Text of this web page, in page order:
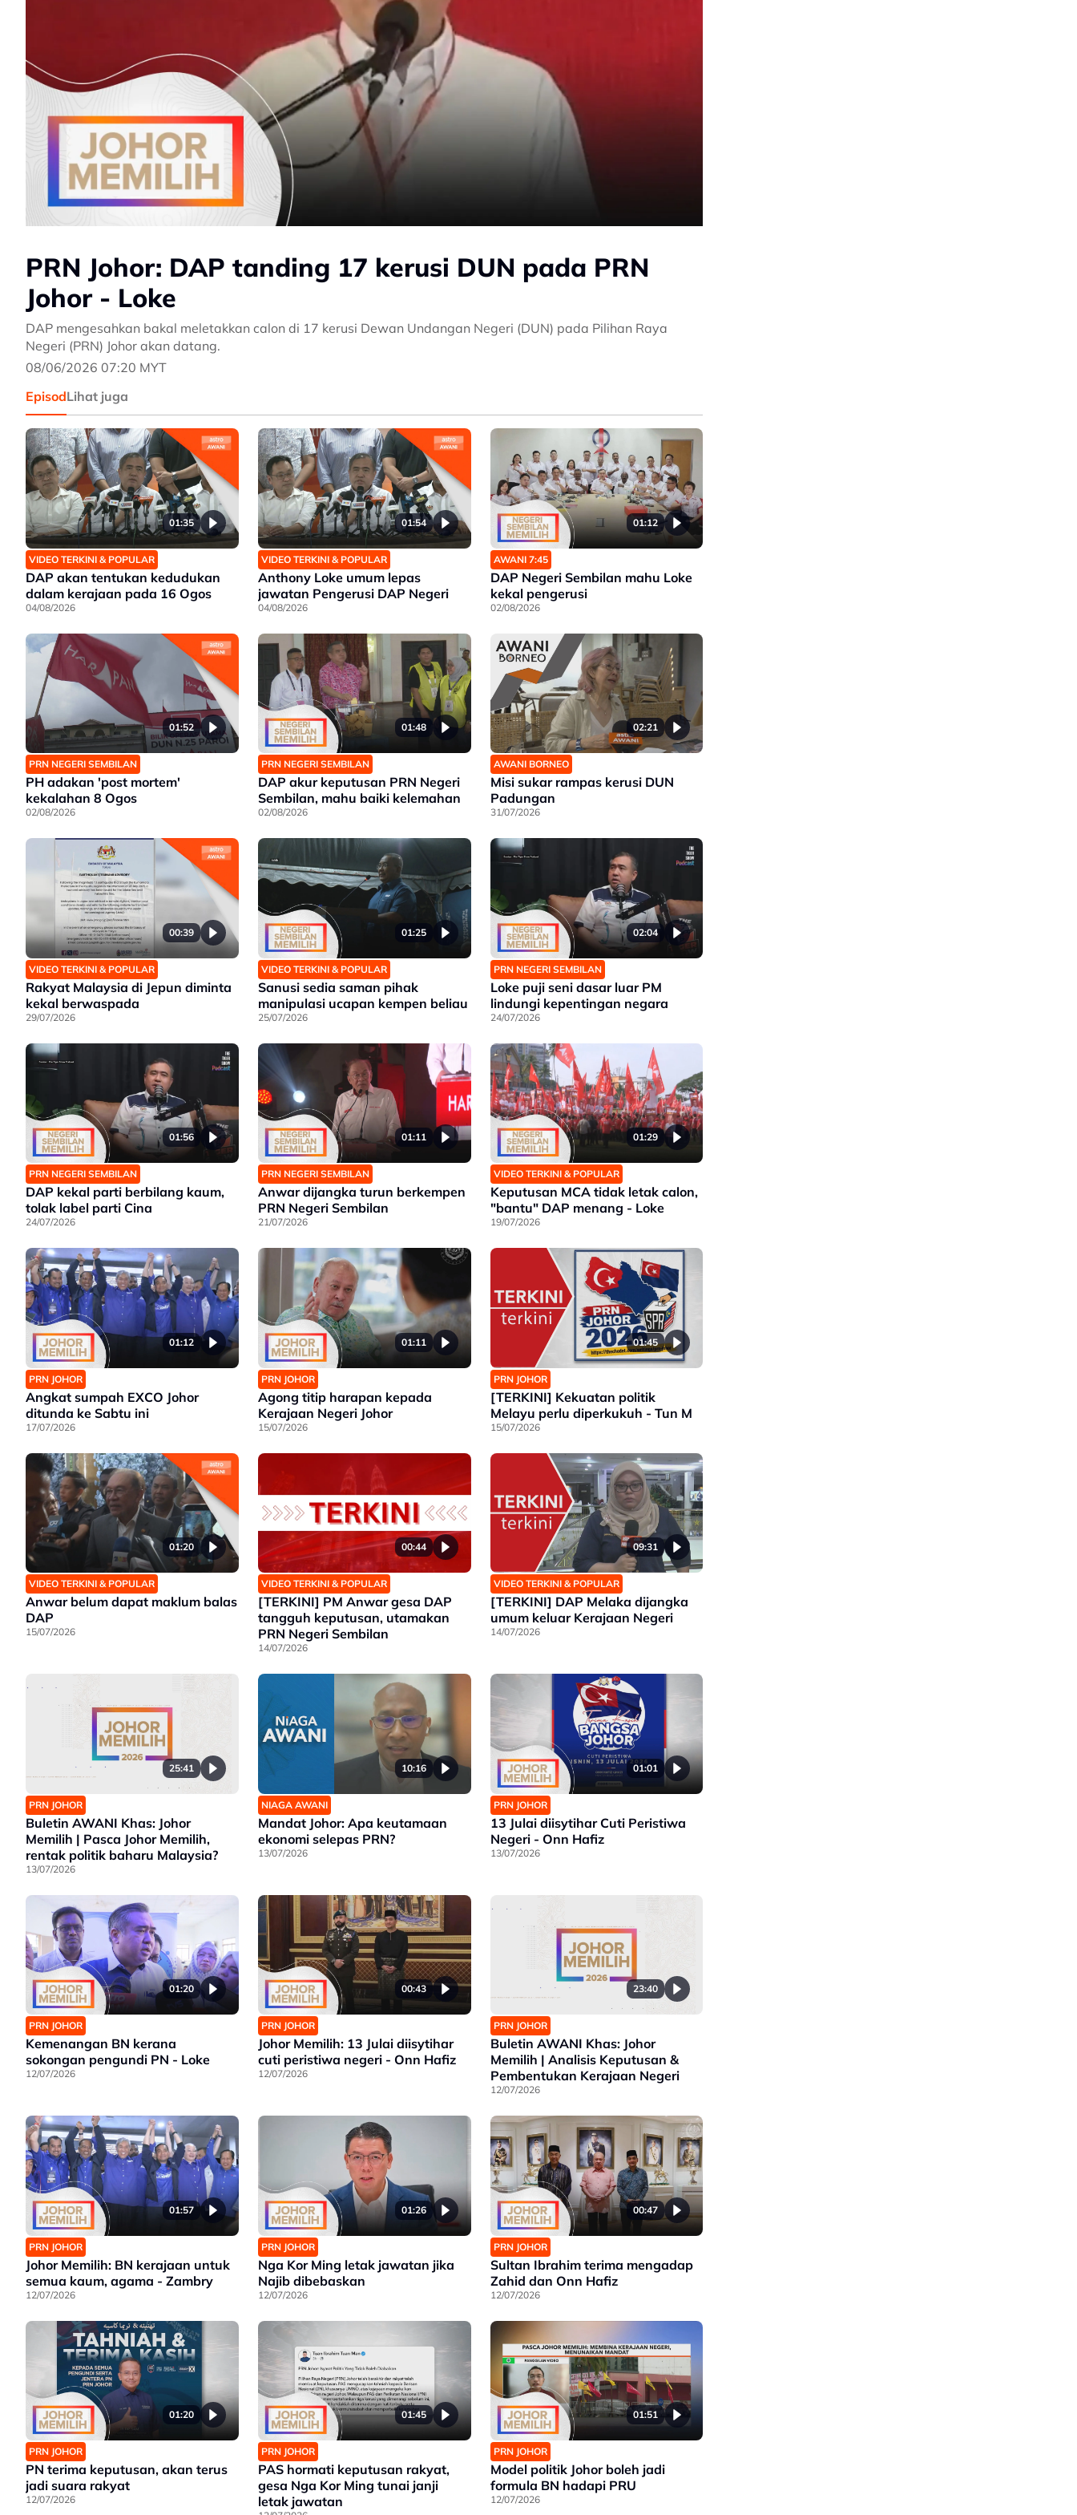
PRN Johor: DAP tanding 17 kerusi DUN pada PRN
Johor - Loke
DAP mengesahkan bakal meletakkan calon di 17 kerusi Dewan Undangan Negeri (DUN) pada Pilihan Raya
Negeri (PRN) Johor akan datang.
08/06/2026 07:20 MYT
EpisodLihat juga
01:35
VIDEO TERKINI & POPULAR
DAP akan tentukan kedudukan
dalam kerajaan pada 16 Ogos
04/08/2026
01:54
VIDEO TERKINI & POPULAR
Anthony Loke umum lepas
jawatan Pengerusi DAP Negeri
04/08/2026
01:12
AWANI 7:45
DAP Negeri Sembilan mahu Loke
kekal pengerusi
02/08/2026
01:52
PRN NEGERI SEMBILAN
PH adakan 'post mortem'
kekalahan 8 Ogos
02/08/2026
01:48
PRN NEGERI SEMBILAN
DAP akur keputusan PRN Negeri
Sembilan, mahu baiki kelemahan
02/08/2026
02:21
AWANI BORNEO
Misi sukar rampas kerusi DUN
Padungan
31/07/2026
00:39
VIDEO TERKINI & POPULAR
Rakyat Malaysia di Jepun diminta
kekal berwaspada
29/07/2026
01:25
VIDEO TERKINI & POPULAR
Sanusi sedia saman pihak
manipulasi ucapan kempen beliau
25/07/2026
02:04
PRN NEGERI SEMBILAN
Loke puji seni dasar luar PM
lindungi kepentingan negara
24/07/2026
01:56
PRN NEGERI SEMBILAN
DAP kekal parti berbilang kaum,
tolak label parti Cina
24/07/2026
01:11
PRN NEGERI SEMBILAN
Anwar dijangka turun berkempen
PRN Negeri Sembilan
21/07/2026
01:29
VIDEO TERKINI & POPULAR
Keputusan MCA tidak letak calon,
"bantu" DAP menang - Loke
19/07/2026
01:12
PRN JOHOR
Angkat sumpah EXCO Johor
ditunda ke Sabtu ini
17/07/2026
01:11
PRN JOHOR
Agong titip harapan kepada
Kerajaan Negeri Johor
15/07/2026
01:45
PRN JOHOR
[TERKINI] Kekuatan politik
Melayu perlu diperkukuh - Tun M
15/07/2026
01:20
VIDEO TERKINI & POPULAR
Anwar belum dapat maklum balas
DAP
15/07/2026
00:44
VIDEO TERKINI & POPULAR
[TERKINI] PM Anwar gesa DAP
tangguh keputusan, utamakan
PRN Negeri Sembilan
14/07/2026
09:31
VIDEO TERKINI & POPULAR
[TERKINI] DAP Melaka dijangka
umum keluar Kerajaan Negeri
14/07/2026
25:41
PRN JOHOR
Buletin AWANI Khas: Johor
Memilih | Pasca Johor Memilih,
rentak politik baharu Malaysia?
13/07/2026
10:16
NIAGA AWANI
Mandat Johor: Apa keutamaan
ekonomi selepas PRN?
13/07/2026
01:01
PRN JOHOR
13 Julai diisytihar Cuti Peristiwa
Negeri - Onn Hafiz
13/07/2026
01:20
PRN JOHOR
Kemenangan BN kerana
sokongan pengundi PN - Loke
12/07/2026
00:43
PRN JOHOR
Johor Memilih: 13 Julai diisytihar
cuti peristiwa negeri - Onn Hafiz
12/07/2026
23:40
PRN JOHOR
Buletin AWANI Khas: Johor
Memilih | Analisis Keputusan &
Pembentukan Kerajaan Negeri
12/07/2026
01:57
PRN JOHOR
Johor Memilih: BN kerajaan untuk
semua kaum, agama - Zambry
12/07/2026
01:26
PRN JOHOR
Nga Kor Ming letak jawatan jika
Najib dibebaskan
12/07/2026
00:47
PRN JOHOR
Sultan Ibrahim terima mengadap
Zahid dan Onn Hafiz
12/07/2026
01:20
PRN JOHOR
PN terima keputusan, akan terus
jadi suara rakyat
12/07/2026
01:45
PRN JOHOR
PAS hormati keputusan rakyat,
gesa Nga Kor Ming tunai janji
letak jawatan
01:51
PRN JOHOR
Model politik Johor boleh jadi
formula BN hadapi PRU
12/07/2026